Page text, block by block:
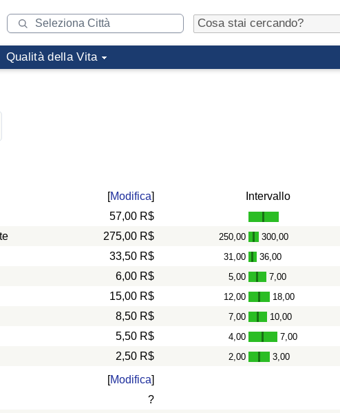
Qualità della Vita
[Modifica]
Intervallo
57,00 R$
275,00 R$ 250,00 - 300,00
33,50 R$ 31,00 - 36,00
6,00 R$ 5,00 - 7,00
15,00 R$ 12,00 - 18,00
8,50 R$ 7,00 - 10,00
5,50 R$ 4,00 - 7,00
2,50 R$ 2,00 - 3,00
[Modifica]
?